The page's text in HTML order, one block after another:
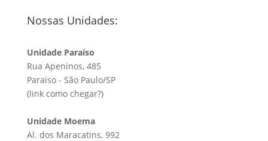
Nossas Unidades:
Unidade Paraíso
Rua Apeninos, 485
Paraiso - São Paulo/SP
(link como chegar?)
Unidade Moema
Al. dos Maracatins, 992